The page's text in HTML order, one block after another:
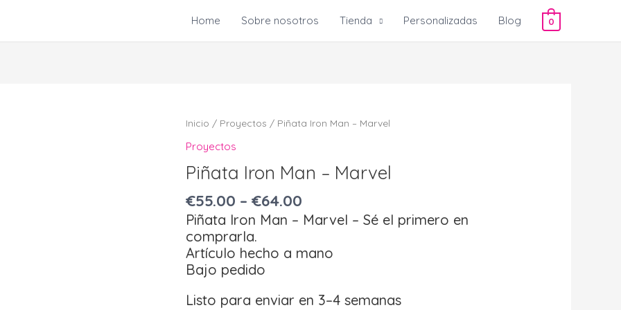
Home Sobre nosotros Tienda Personalizadas Blog 0
Inicio / Proyectos / Piñata Iron Man – Marvel
Proyectos
Piñata Iron Man – Marvel
€55.00 –€64.00
Piñata Iron Man – Marvel – Sé el primero en
comprarla.
Artículo hecho a mano
Bajo pedido
Listo para enviar en 3–4 semanas
Piñata
Man
-
cantidad